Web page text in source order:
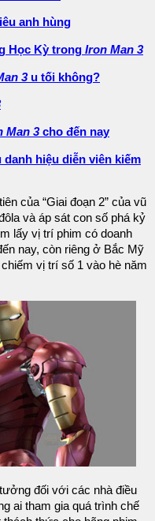
anh hùng
Học Kỳ trong Iron Man 3
3u tối không?
Man 3cho đến nay
hiệu diễn viên kiếm
của “Giai đoạn 2” của vũ
và áp sát con số phá kỷ
lấy vị trí phim có doanh
nay, còn riêng ở Bắc Mỹ
vị trí số 1 vào hè năm
đối với các nhà điều
ai tham gia quá trình chế